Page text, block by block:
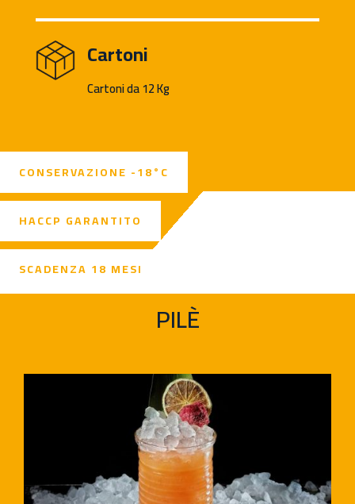
Cartoni
Cartoni da 12 Kg
CONSERVAZIONE -18°C
HACCP GARANTITO
SCADENZA 18 MESI
PILÈ